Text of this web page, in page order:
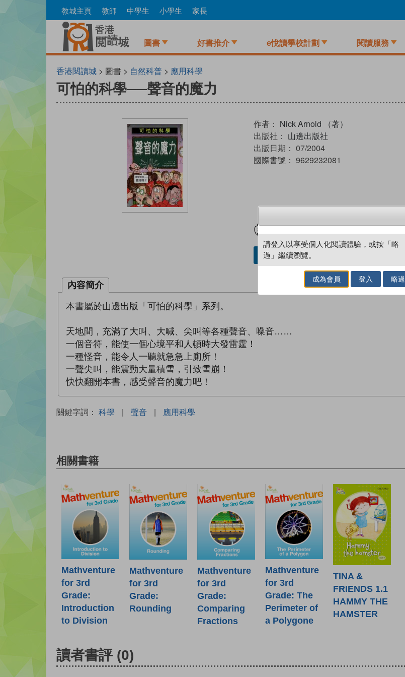
to
教城主頁 教師 中學生 小學生 家長
圖書 好書推介 e悅讀學校計劃 閱讀服務
香港閱讀城> 圖書 > 自然科普> 應用科學
可怕的科學──聲音的魔力
作者： Nick Arnold （著）
出版社： 山邊出版社
出版日期： 07/2004
國際書號： 9629232081
借閱實體書
內容簡介
本書屬於山邊出版「可怕的科學」系列。
天地間，充滿了大叫、大喊、尖叫等各種聲音、噪音……
一個音符，能使一個心境平和人頓時大發雷霆！
一種怪音，能令人一聽就急急上廁所！
一聲尖叫，能震動大量積雪，引致雪崩！
快快翻開本書，感受聲音的魔力吧！
關鍵字詞： 科學 | 聲音 | 應用科學
相關書籍
Mathventure
for 3rd
Grade:
Introduction
to Division
Mathventure
for 3rd
Grade:
Rounding
Mathventure
for 3rd
Grade:
Comparing
Fractions
Mathventure
for 3rd
Grade: The
Perimeter of
a Polygone
TINA &
FRIENDS 1.1
HAMMY THE
HAMSTER
讀者書評 (0)
請登入以享受個人化閱讀體驗，或按「略
過」繼續瀏覽。
成為會員 登入 略過